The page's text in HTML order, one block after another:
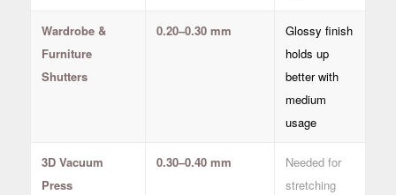
Wardrobe &
Furniture
Shutters
0.20–0.30 mm
Glossy finish
holds up
better with
medium
usage
3D Vacuum
Press
0.30–0.40 mm
Needed for
stretching